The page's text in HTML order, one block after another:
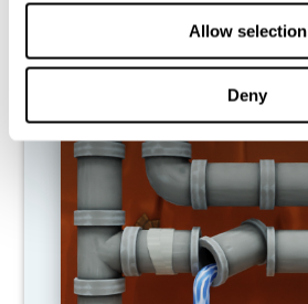
Allow selection
Deny
القطع المتبادلة